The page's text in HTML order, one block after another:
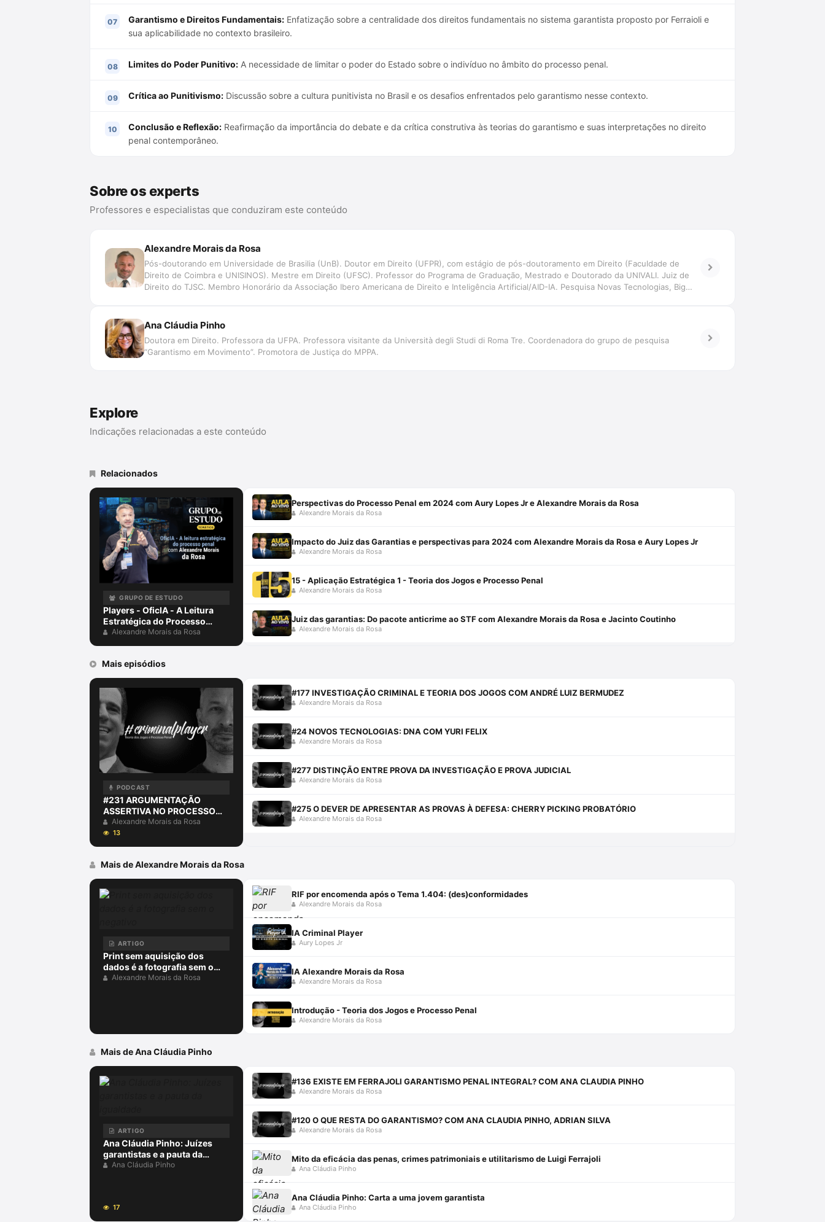
Garantismo e Direitos Fundamentais: Enfatização sobre a centralidade dos direitos fundamentais no sistema garantista proposto por Ferraioli e
sua aplicabilidade no contexto brasileiro.
Limites do Poder Punitivo: A necessidade de limitar o poder do Estado sobre o indivíduo no âmbito do processo penal.
Crítica ao Punitivismo: Discussão sobre a cultura punitivista no Brasil e os desafios enfrentados pelo garantismo nesse contexto.
Conclusão e Reflexão: Reafirmação da importância do debate e da crítica construtiva às teorias do garantismo e suas interpretações no direito
penal contemporâneo.
Sobre os experts
Professores e especialistas que conduziram este conteúdo
Alexandre Morais da Rosa
Pós-doutorando em Universidade de Brasilia (UnB). Doutor em Direito (UFPR), com estágio de pós-doutoramento em Direito (Faculdade de
Direito de Coimbra e UNISINOS). Mestre em Direito (UFSC). Professor do Programa de Graduação, Mestrado e Doutorado da UNIVALI. Juiz de
Direito do TJSC. Membro Honorário da Associação Ibero Americana de Direito e Inteligência Artificial/AID-IA. Pesquisa Novas Tecnologias, Big
Ana Cláudia Pinho
Doutora em Direito. Professora da UFPA. Professora visitante da Università degli Studi di Roma Tre. Coordenadora do grupo de pesquisa
“Garantismo em Movimento”. Promotora de Justiça do MPPA.
Explore
Indicações relacionadas a este conteúdo
Relacionados
GRUPO DE ESTUDO
Players - OficIA - A Leitura
Estratégica do Processo
Penal com Alexandre Morais
Alexandre Morais da Rosa
Perspectivas do Processo Penal em 2024 com Aury Lopes Jr e Alexandre Morais da Rosa
Alexandre Morais da Rosa
Impacto do Juiz das Garantias e perspectivas para 2024 com Alexandre Morais da Rosa e Aury Lopes Jr
Alexandre Morais da Rosa
15 - Aplicação Estratégica 1 - Teoria dos Jogos e Processo Penal
Alexandre Morais da Rosa
Juiz das garantias: Do pacote anticrime ao STF com Alexandre Morais da Rosa e Jacinto Coutinho
Alexandre Morais da Rosa
Mais episódios
PODCAST
#231 ARGUMENTAÇÃO
ASSERTIVA NO PROCESSO
PENAL
Alexandre Morais da Rosa
13
#177 INVESTIGAÇÃO CRIMINAL E TEORIA DOS JOGOS COM ANDRÉ LUIZ BERMUDEZ
Alexandre Morais da Rosa
#24 NOVOS TECNOLOGIAS: DNA COM YURI FELIX
Alexandre Morais da Rosa
#277 DISTINÇÃO ENTRE PROVA DA INVESTIGAÇÃO E PROVA JUDICIAL
Alexandre Morais da Rosa
#275 O DEVER DE APRESENTAR AS PROVAS À DEFESA: CHERRY PICKING PROBATÓRIO
Alexandre Morais da Rosa
Mais de Alexandre Morais da Rosa
ARTIGO
Print sem aquisição dos
dados é a fotografia sem o
negativo
Alexandre Morais da Rosa
RIF por encomenda após o Tema 1.404: (des)conformidades
Alexandre Morais da Rosa
IA Criminal Player
Aury Lopes Jr
IA Alexandre Morais da Rosa
Alexandre Morais da Rosa
Introdução - Teoria dos Jogos e Processo Penal
Alexandre Morais da Rosa
Mais de Ana Cláudia Pinho
ARTIGO
Ana Cláudia Pinho: Juízes
garantistas e a pauta da
igualdade
Ana Cláudia Pinho
17
#136 EXISTE EM FERRAJOLI GARANTISMO PENAL INTEGRAL? COM ANA CLAUDIA PINHO
Alexandre Morais da Rosa
#120 O QUE RESTA DO GARANTISMO? COM ANA CLAUDIA PINHO, ADRIAN SILVA
Alexandre Morais da Rosa
Mito da eficácia das penas, crimes patrimoniais e utilitarismo de Luigi Ferrajoli
Ana Cláudia Pinho
Ana Cláudia Pinho: Carta a uma jovem garantista
Ana Cláudia Pinho